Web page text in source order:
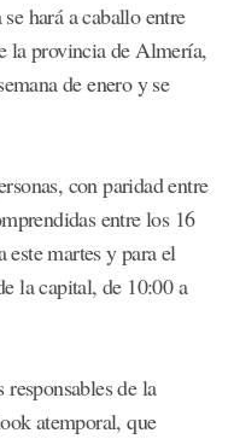
hará a caballo entre
la provincia de Almería,
de enero y se
con paridad entre
entre los 16
este martes y para el
la capital, de 10:00 a
de la
atemporal, que